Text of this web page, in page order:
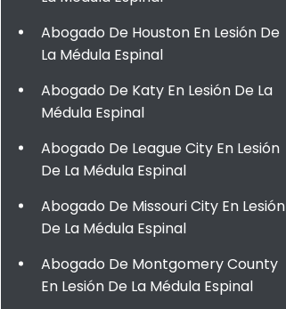
Abogado De Houston En Lesión De
La Médula Espinal
Abogado De Katy En Lesión De La
Médula Espinal
Abogado De League City En Lesión
De La Médula Espinal
Abogado De Missouri City En Lesión
De La Médula Espinal
Abogado De Montgomery County
En Lesión De La Médula Espinal